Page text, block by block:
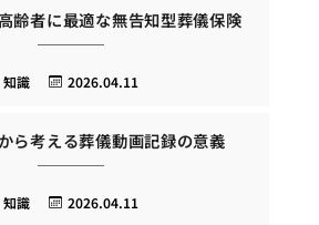
齢者に最適な無告知型葬儀保険
2026.04.11
知識
ら考える葬儀動画記録の意義
2026.04.11
知識